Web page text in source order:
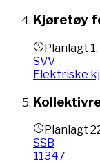
Kjøretøy
Planlagt
SVV
Elektriske
Planlagt
SSB
11347